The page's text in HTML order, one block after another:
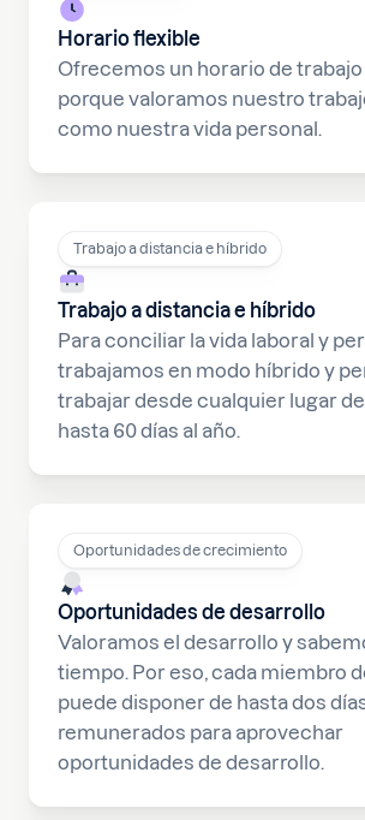
Horario flexible
Ofrecemos un horario de
porque valoramos nuestro
como nuestra vida personal.
Trabajo a distancia e híbrido
Trabajo a distancia e híbrido
Para conciliar la vida laboral y
trabajamos en modo híbrido y
trabajar desde cualquier lugar
hasta 60 días al año.
Oportunidades de crecimiento
Oportunidades de desarrollo
Valoramos el desarrollo y
tiempo. Por eso, cada miembro
puede disponer de hasta dos
remunerados para aprovechar
oportunidades de desarrollo.